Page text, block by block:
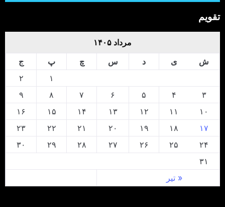
تقویم
مرداد ۱۴۰۵
ش
ی د س چ پ ج
« تیر
۱
۲
۳
۴ ۵ ۶ ۷ ۸
۹
۱۰
۱۱ ۱۲ ۱۳ ۱۴ ۱۵
۱۶
۱۷
۱۸ ۱۹ ۲۰ ۲۱ ۲۲
۲۳
۲۴
۲۵ ۲۶ ۲۷ ۲۸ ۲۹
۳۰
۳۱